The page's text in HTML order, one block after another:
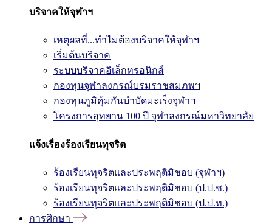
บริจาคให้จุฬาฯ
เหตุผลที่...ทำไมต้องบริจาคให้จุฬาฯ
เริ่มต้นบริจาค
ระบบบริจาคอิเล็กทรอนิกส์
กองทุนจุฬาลงกรณ์บรมราชสมภพฯ
กองทุนภูมิคุ้มกันบำบัดมะเร็งจุฬาฯ
โครงการอุทยาน 100 ปี จุฬาลงกรณ์มหาวิทยาลัย
แจ้งเรื่องร้องเรียนทุจริต
ร้องเรียนทุจริตและประพฤติมิชอบ (จุฬาฯ)
ร้องเรียนทุจริตและประพฤติมิชอบ (ป.ป.ช.)
ร้องเรียนทุจริตและประพฤติมิชอบ (ป.ป.ท.)
การศึกษา